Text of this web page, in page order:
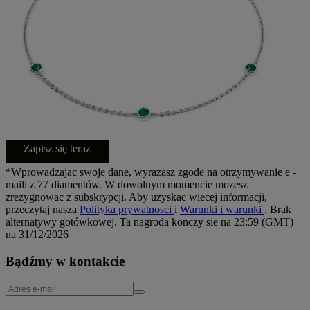
Zapisz się teraz
*Wprowadzajac swoje dane, wyrazasz zgode na otrzymywanie e -
maili z 77 diamentów. W dowolnym momencie mozesz
zrezygnowac z subskrypcji. Aby uzyskac wiecej informacji,
przeczytaj nasza Polityka prywatnosci i Warunki i warunki . Brak
alternatywy gotówkowej. Ta nagroda konczy sie na 23:59 (GMT)
na 31/12/2026
Bądźmy w kontakcie